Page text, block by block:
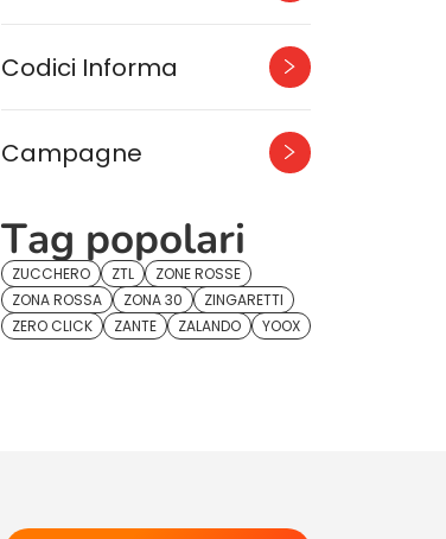
Codici Informa
Campagne
Tag popolari
ZUCCHERO ZTL
ZONE ROSSE
ZONA ROSSA
ZONA 30
ZINGARETTI
ZERO CLICK
ZANTE ZALANDO YOOX